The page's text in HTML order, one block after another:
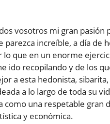
vosotros mi gran pasión
parezca increíble, a día de
que en un enorme
ido recopilando y de los
a esta hedonista,
a lo largo de toda su
como una respetable gran
y económica.